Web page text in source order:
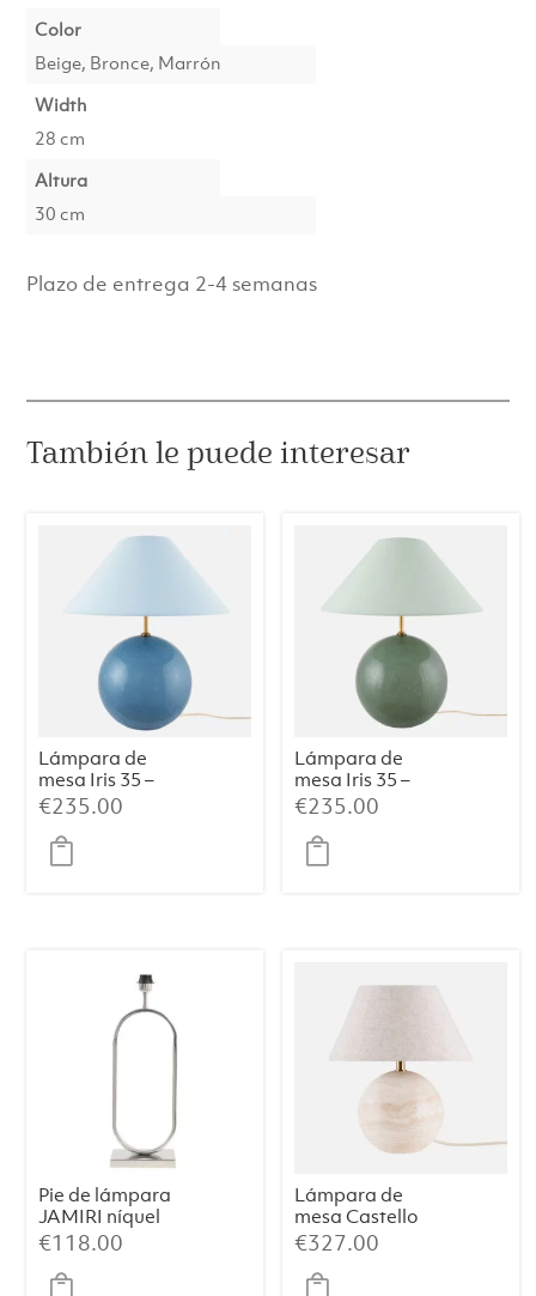
Color
Beige, Bronce, Marrón
Width
28 cm
Altura
30 cm
Plazo de entrega 2-4 semanas
También le puede interesar
Lámpara de
mesa Iris 35 –
Azul paloma
€235.00
Lámpara de
mesa Iris 35 –
Verde
€235.00
Pie de lámpara
JAMIRI níquel
€118.00
Lámpara de
mesa Castello
24 – Travertino
€327.00